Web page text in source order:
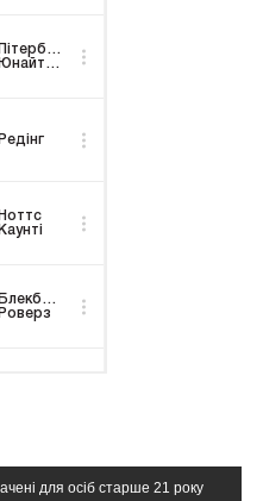
для осіб старше 21 року